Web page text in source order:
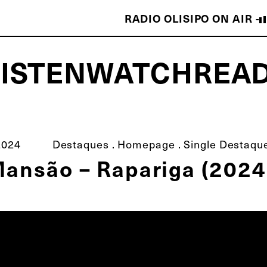
RADIO OLISIPO ON AIR -
WATCH
Destaques . Homepage .Single
– Rapariga